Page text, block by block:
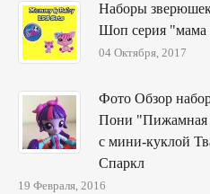
Наборы
Шоп серия
04 Октября, 2017
Фото Обзор
Пони "Пижамная
с мини-куклой
Спаркл
19 Февраля, 2016